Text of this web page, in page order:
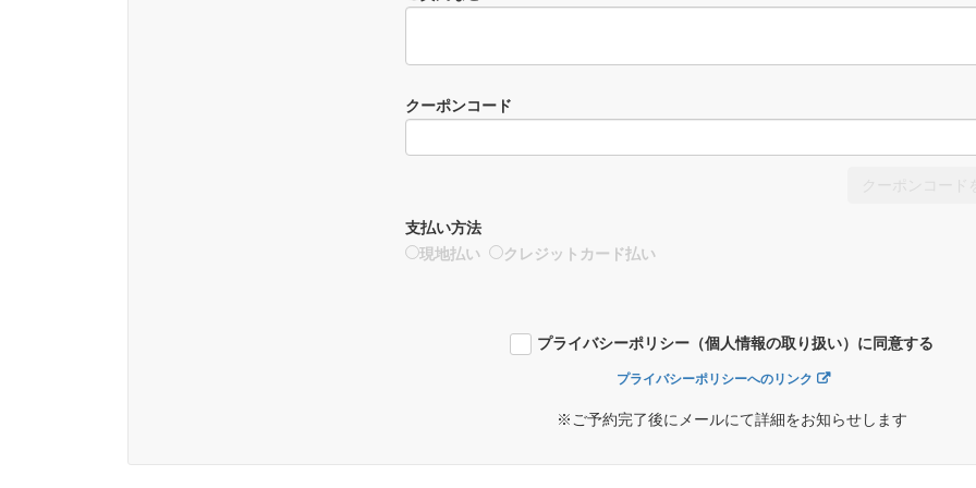
クーポンコード
支払い方法
現地払い
クレジットカード払い
プライバシーポリシー（個人情報の取り扱い）に同意する
プライバシーポリシーへのリンク
※ご予約完了後にメールにて詳細をお知らせします